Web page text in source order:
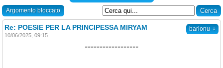
Argomento bloccato
barionu ↓
Re: POESIE PER LA PRINCIPESSA MIRYAM
10/06/2025, 09:15
------------------